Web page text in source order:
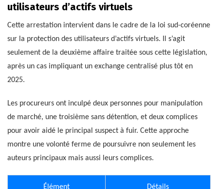
utilisateurs d’actifs virtuels
Cette arrestation intervient dans le cadre de la loi sud-coréenne
sur la protection des utilisateurs d’actifs virtuels. Il s’agit
seulement de la deuxième affaire traitée sous cette législation,
après un cas impliquant un exchange centralisé plus tôt en
2025.
Les procureurs ont inculpé deux personnes pour manipulation
de marché, une troisième sans détention, et deux complices
pour avoir aidé le principal suspect à fuir. Cette approche
montre une volonté ferme de poursuivre non seulement les
auteurs principaux mais aussi leurs complices.
Élément Détails